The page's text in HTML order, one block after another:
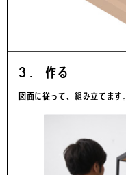
3. 作る
図面に従って、組み立てます。